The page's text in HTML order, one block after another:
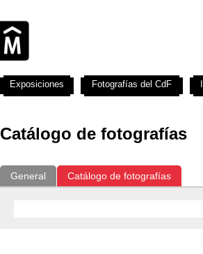
Catálogo de fotografías
General Catálogo de fotografías
Exposiciones Fotografías del CdF